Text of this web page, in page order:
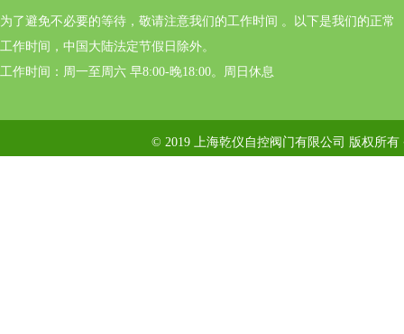
为了避免不必要的等待，敬请注意我们的工作时间 。以下是我们的正常
工作时间，中国大陆法定节假日除外。
工作时间：周一至周六 早8:00-晚18:00。周日休息
© 2019 上海乾仪自控阀门有限公司 版权所有